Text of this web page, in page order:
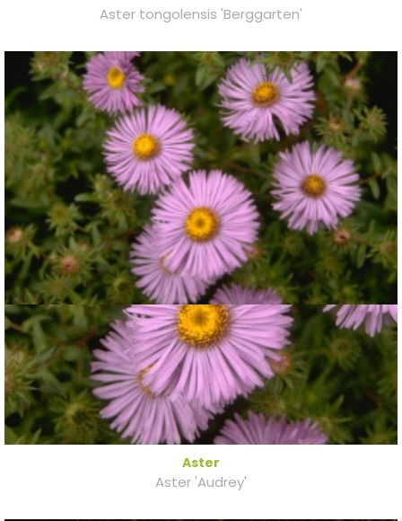
Aster tongolensis 'Berggarten'
Aster
Aster 'Audrey'